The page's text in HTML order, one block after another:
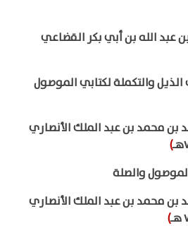
عبد الله بن أبي بكر القضاعي
والتكملة لكتابي الموصول
بن محمد بن عبد الملك الأنصاري
)
والصلة
بن محمد بن عبد الملك الأنصاري
)